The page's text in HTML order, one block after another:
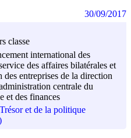
classe
international des
des affaires bilatérales et
entreprises de la direction
centrale du
et des finances
et de la politique
30/09/2017